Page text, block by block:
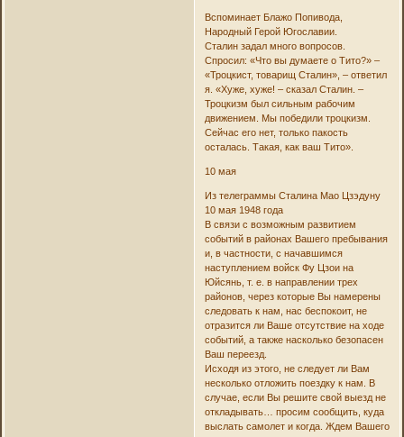
Вспоминает Блажо Попивода,
Народный Герой Югославии.
Сталин задал много вопросов.
Спросил: «Что вы думаете о Тито?» –
«Троцкист, товарищ Сталин», – ответил
я. «Хуже, хуже! – сказал Сталин. –
Троцкизм был сильным рабочим
движением. Мы победили троцкизм.
Сейчас его нет, только пакость
осталась. Такая, как ваш Тито».
10 мая
Из телеграммы Сталина Мао Цзэдуну
10 мая 1948 года
В связи с возможным развитием
событий в районах Вашего пребывания
и, в частности, с начавшимся
наступлением войск Фу Цзои на
Юйсянь, т. е. в направлении трех
районов, через которые Вы намерены
следовать к нам, нас беспокоит, не
отразится ли Ваше отсутствие на ходе
событий, а также насколько безопасен
Ваш переезд.
Исходя из этого, не следует ли Вам
несколько отложить поездку к нам. В
случае, если Вы решите свой выезд не
откладывать… просим сообщить, куда
выслать самолет и когда. Ждем Вашего